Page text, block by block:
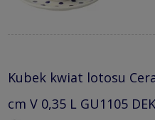
Kubek kwiat lotosu
cm V 0,35 L GU1105